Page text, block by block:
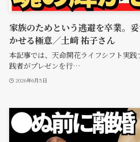
家族のためという逃避を卒業。
かせる極意／土﨑 祐子さん
本記事では、天命開花ライフシフト実
践者がプレゼンを行…
2026年6月5日